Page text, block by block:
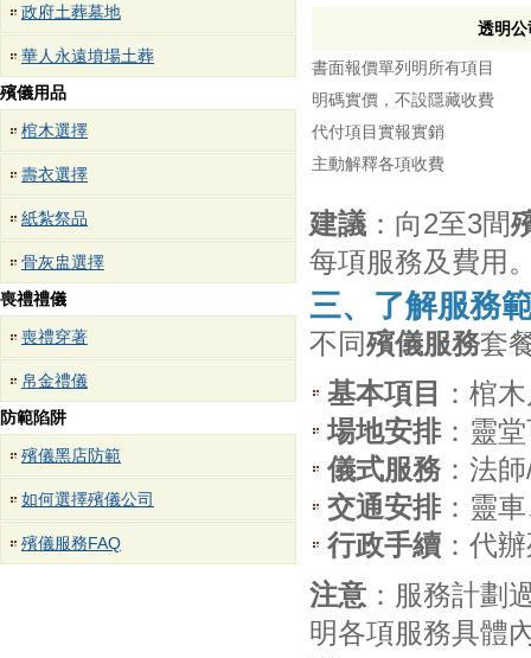
政府土葬墓地
華人永遠墳場土葬
殯儀用品
棺木選擇
壽衣選擇
紙紮祭品
骨灰盅選擇
喪禮禮儀
喪禮穿著
帛金禮儀
防範陷阱
殯儀黑店防範
如何選擇殯儀公司
殯儀服務FAQ
透明
書面報價單列明所有項目
明碼實價，不設隱藏收費
代付項目實報實銷
主動解釋各項收費
建議 ：向2至3間
每項服務及費用
三、了解服務
不同殯儀服務套
基本項目 ：棺
場地安排：靈
儀式服務：法
交通安排：靈
行政手續：代
注意 ：服務計劃
明各項服務具體